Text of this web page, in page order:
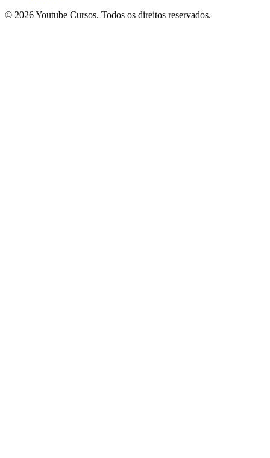
© 2026 Youtube Cursos. Todos os direitos reservados.